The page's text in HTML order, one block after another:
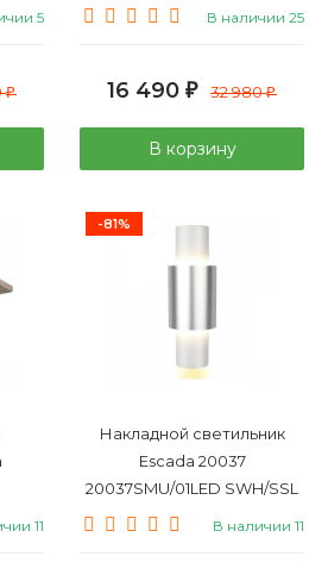
5
₽
В наличии 25
16 490 ₽ 32 980₽
В корзину
11
-81%
Накладной светильник
Escada 20037
20037SMU/01LED SWH/SSL
В наличии 11